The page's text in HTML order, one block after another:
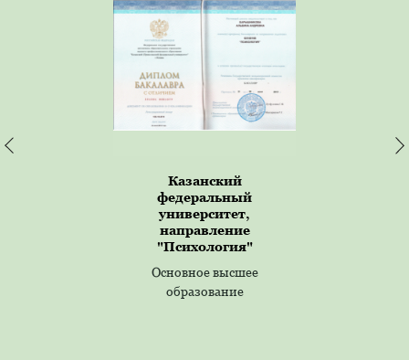
Казанский
федеральный
университет,
направление
"Психология"
Основное высшее
образование